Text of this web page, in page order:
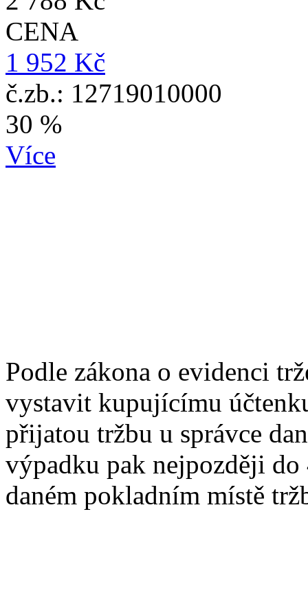
CENA
1 952 Kč
č.zb.: 12719010000
30 %
Více
Podle zákona o evidenci
vystavit kupujícímu
přijatou tržbu u správce
výpadku pak nejpozději
daném pokladním místě